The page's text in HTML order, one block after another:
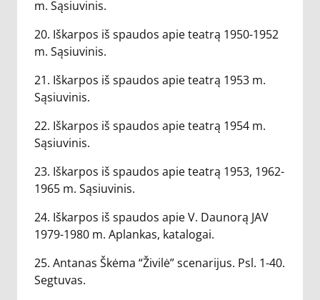
m. Sąsiuvinis.
20. Iškarpos iš spaudos apie teatrą 1950-1952
m. Sąsiuvinis.
21. Iškarpos iš spaudos apie teatrą 1953 m.
Sąsiuvinis.
22. Iškarpos iš spaudos apie teatrą 1954 m.
Sąsiuvinis.
23. Iškarpos iš spaudos apie teatrą 1953, 1962-
1965 m. Sąsiuvinis.
24. Iškarpos iš spaudos apie V. Daunorą JAV
1979-1980 m. Aplankas, katalogai.
25. Antanas Škėma “Živilė” scenarijus. Psl. 1-40.
Segtuvas.